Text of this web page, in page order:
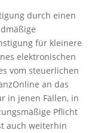
durch einen
für kleinere
elektronischen
vom steuerlichen
an das
in jenen Fällen, in
Pflicht
auch weiterhin